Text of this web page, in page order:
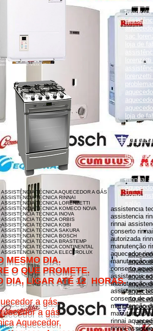
ASSISTÊNCIA TÉCNICA AQUECEDOR A GÁS
ASSISTÊNCIA TÉCNICA RINNAI
ASSISTÊNCIA TÉCNICA LORENZETTI
ASSISTÊNCIA TÉCNICA KOMECO NOVA
ASSISTÊNCIA TÉCNICA INOVA
ASSISTÊNCIA TÉCNICA ORBIS
ASSISTÊNCIA TÉCNICA KOBI
ASSISTÊNCIA TÉCNICA SAKURA
ASSISTÊNCIA TÉCNICA BOSCH
ASSISTÊNCIA TÉCNICA BRASTEMP
ASSISTÊNCIA TÉCNICA CONTINENTAL
ASSISTÊNCIA TÉCNICA ELECTROLUX
assistencia
assistencia
rinnai
conserto rinnai
autorizada
manutenção
aquecedor
manutenção
conserto
assistencia
manutenção
assistencia
conserto de
manutenção
manutenção
rinnai
rinnai
lorenzetti
sac
loja de
lorenzetti
loja de
lorenzetti
como
como
manual
manual
como
salão
RUA PORTO FELIZ 371
- CASCADURA - COELHO
LEAL - ENGENHO DA
- MADUREIRA - MARECHAL
COLÚMBIA - PAVUNA - PENHA
MIRANDA - TOMÁS COELHO
- VILA KOSMOS - VISTA
DIA.
PROMETE.
ATÉ 12 HORAS.
a gás.
a gás
Aquecedor,